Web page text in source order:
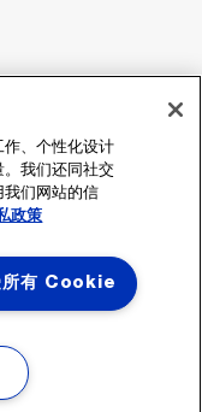
、个性化设计
。我们还同社交
我们网站的信
政策
所有 Cookie